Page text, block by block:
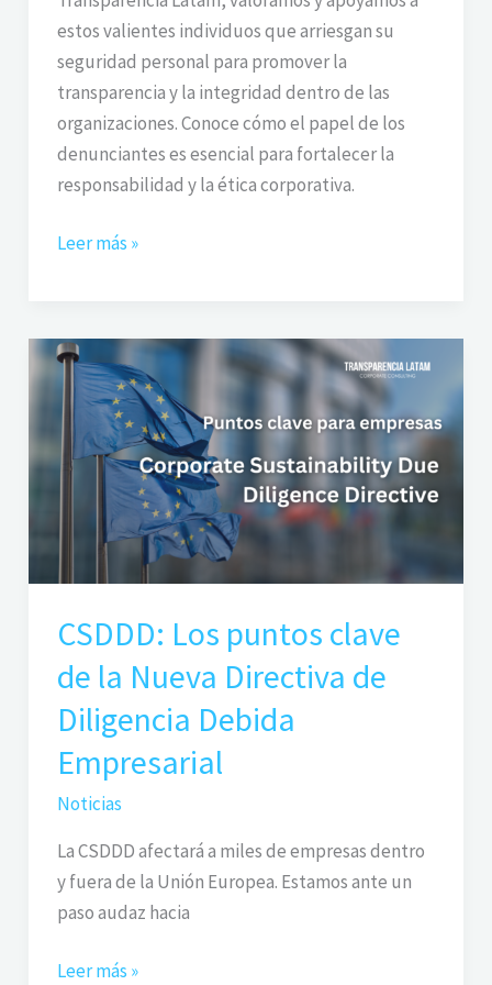
estos valientes individuos que arriesgan su
seguridad personal para promover la
transparencia y la integridad dentro de las
organizaciones. Conoce cómo el papel de los
denunciantes es esencial para fortalecer la
responsabilidad y la ética corporativa.
Leer más »
CSDDD: Los puntos clave
de la Nueva Directiva de
Diligencia Debida
Empresarial
Noticias
La CSDDD afectará a miles de empresas dentro
y fuera de la Unión Europea. Estamos ante un
paso audaz hacia
CSDDD:
Los
puntos
clave
de
Nueva
Directiva
Diligencia
Debida
Empresarial
Leer más »